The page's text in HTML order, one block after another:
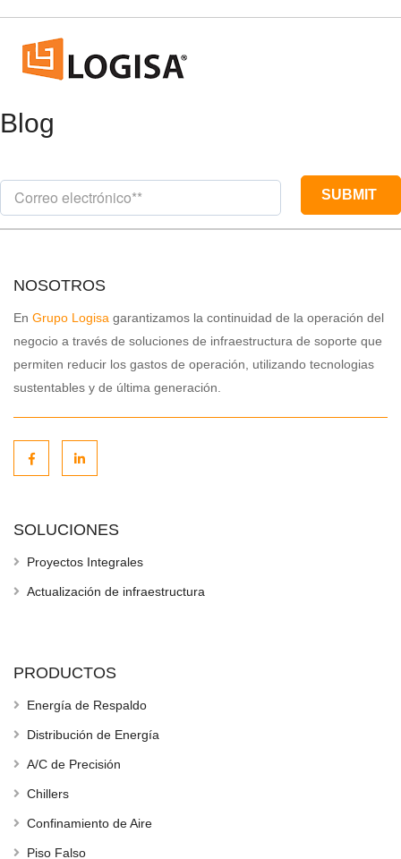
Blog
NOSOTROS
En Grupo Logisa garantizamos la continuidad de la operación del
negocio a través de soluciones de infraestructura de soporte que
permiten reducir los gastos de operación, utilizando tecnologias
sustentables y de última generación.
SOLUCIONES
Proyectos Integrales
Actualización de infraestructura
PRODUCTOS
Energía de Respaldo
Distribución de Energía
A/C de Precisión
Chillers
Confinamiento de Aire
Piso Falso